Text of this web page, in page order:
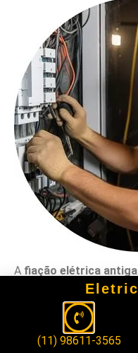
A fiação elétrica
um grande risco para
funcionamento de seus
Realizo a
troca
, garantindo que
(11) 98611-3565